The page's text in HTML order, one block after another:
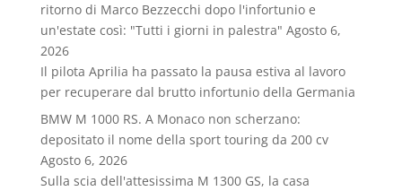
ritorno di Marco Bezzecchi dopo l'infortunio e
un'estate così: "Tutti i giorni in palestra" Agosto 6,
2026
Il pilota Aprilia ha passato la pausa estiva al lavoro
per recuperare dal brutto infortunio della Germania
BMW M 1000 RS. A Monaco non scherzano:
depositato il nome della sport touring da 200 cv
Agosto 6, 2026
Sulla scia dell'attesissima M 1300 GS, la casa